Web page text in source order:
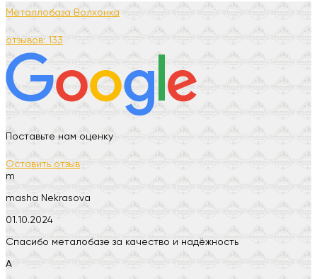
Металлобаза Волхонка
отзывов: 133
Поставьте нам оценку
Оставить отзыв
m
masha Nekrasova
01.10.2024
Спасибо металобазе за качество и надёжность
А